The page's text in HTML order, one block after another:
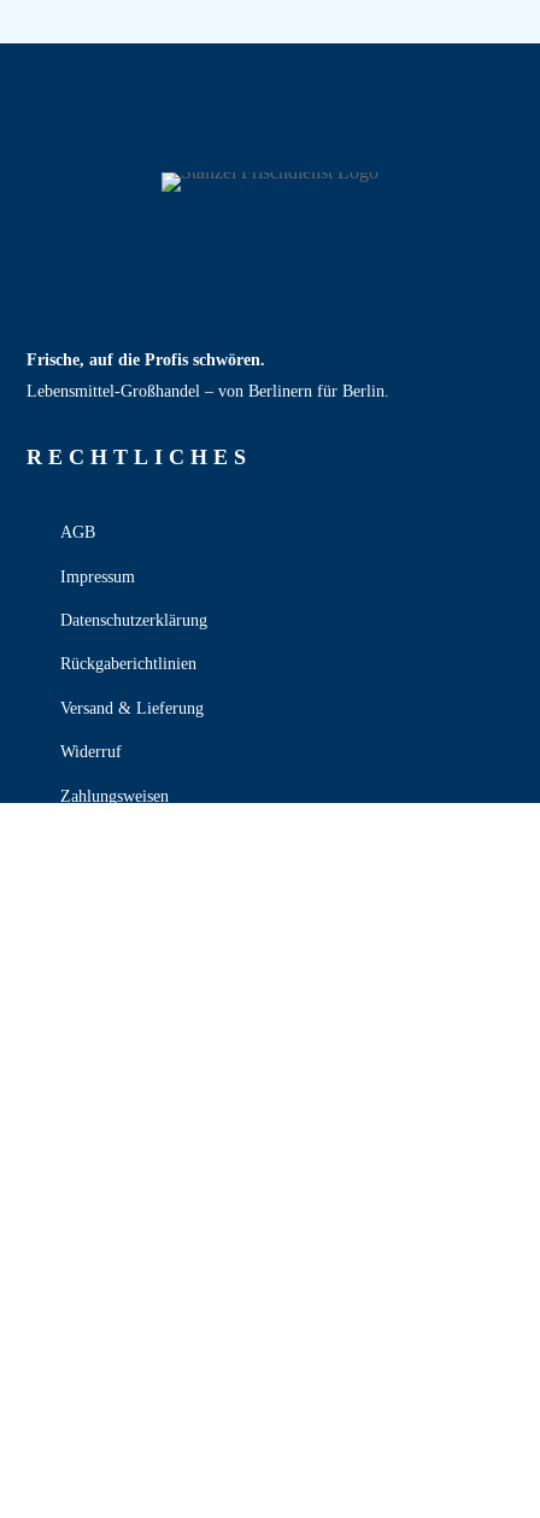
Frische, auf die Profis schwören.
Lebensmittel‑Großhandel – von Berlinern für Berlin.
RECHT­LICHES
AGB
Impressum
Datenschutzerklärung
Rückgaberichtlinien
Versand & Lieferung
Widerruf
Zahlungsweisen